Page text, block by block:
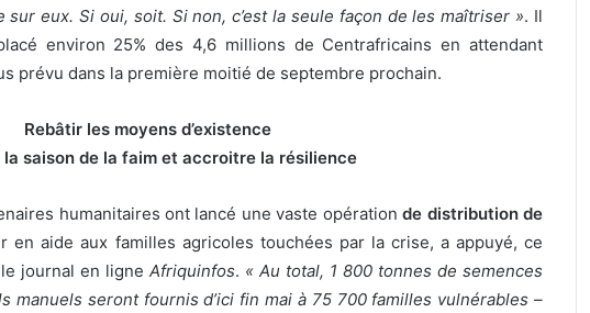
sur eux. Si oui, soit. Si non, c’est la seule façon de les maîtriser ». Il
environ 25% des 4,6 millions de Centrafricains en attendant
prévu dans la première moitié de septembre prochain.
Rebâtir les moyens d’existence
la saison de la faim et accroitre la résilience
humanitaires ont lancé une vaste opérationde distribution de
en aide aux familles agricoles touchées par la crise, a appuyé, ce
journal en ligne Afriquinfos. « Au total, 1 800 tonnes de semences
manuels seront fournis d’ici fin mai à 75 700 familles vulnérables –